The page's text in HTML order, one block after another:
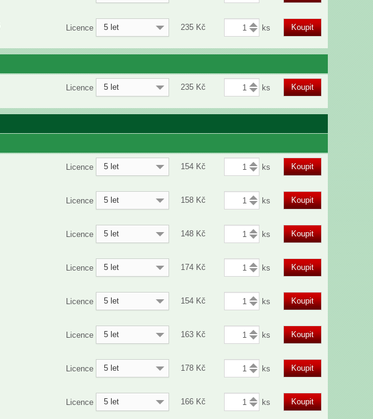
Licence 5 let 235 Kč Koupit
Licence 5 let 235 Kč Koupit
Licence 5 let 154 Kč Koupit
Licence 5 let 158 Kč Koupit
Licence 5 let 148 Kč Koupit
Licence 5 let 174 Kč Koupit
Licence 5 let 154 Kč Koupit
Licence 5 let 163 Kč Koupit
Licence 5 let 178 Kč Koupit
Licence 5 let 166 Kč Koupit